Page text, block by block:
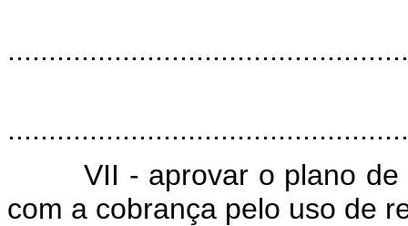
VII - aprovar o plano de
com a cobrança pelo uso de